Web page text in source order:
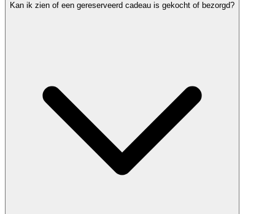
Kan ik zien of een gereserveerd cadeau is gekocht of bezorgd?